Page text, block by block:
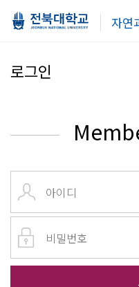
자연
로그인